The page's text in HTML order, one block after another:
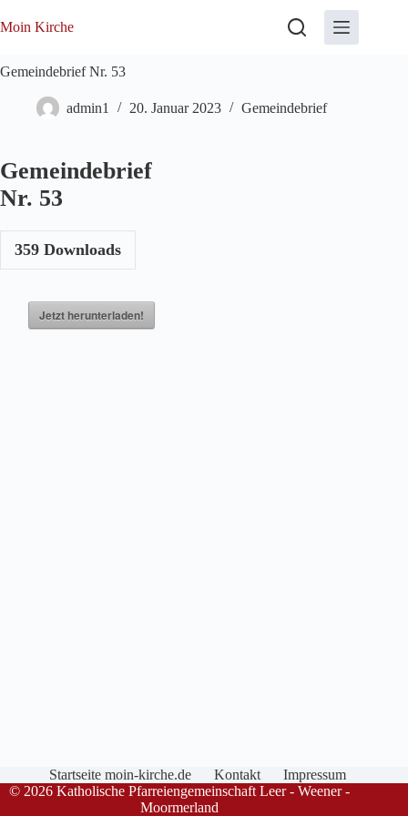
Inhalt
Moin Kirche
Gemeindebrief Nr. 53
admin1 20. Januar 2023 Gemeindebrief
Gemeindebrief
Nr. 53
359 Downloads
Jetzt herunterladen!
Startseite moin-kirche.de Kontakt
Impressum
© 2026 Katholische Pfarreiengemeinschaft Leer - Weener -
Moormerland